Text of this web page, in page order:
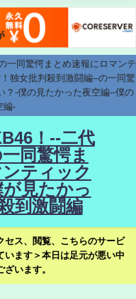
一同驚愕まとめ速報にロマンテ
独女批判殺到激闘編--の一同驚
？-僕の見たかった夜空編--僕の
編-
！--二代
同驚愕ま
ティック
見たかっ
到激闘編
セス、閲覧、こちらのサービ
います＞本日は足元が悪い中
います。